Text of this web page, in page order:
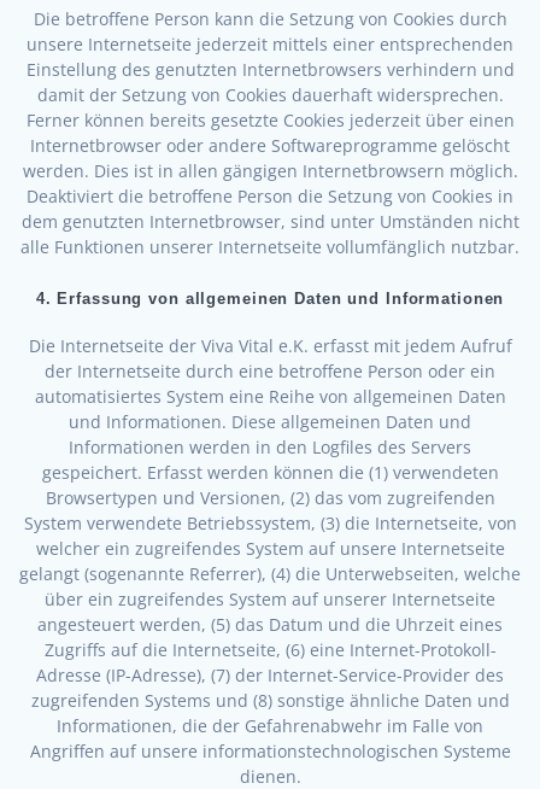
Die betroffene Person kann die Setzung von Cookies durch
unsere Internetseite jederzeit mittels einer entsprechenden
Einstellung des genutzten Internetbrowsers verhindern und
damit der Setzung von Cookies dauerhaft widersprechen.
Ferner können bereits gesetzte Cookies jederzeit über einen
Internetbrowser oder andere Softwareprogramme gelöscht
werden. Dies ist in allen gängigen Internetbrowsern möglich.
Deaktiviert die betroffene Person die Setzung von Cookies in
dem genutzten Internetbrowser, sind unter Umständen nicht
alle Funktionen unserer Internetseite vollumfänglich nutzbar.
4. Erfassung von allgemeinen Daten und Informationen
Die Internetseite der Viva Vital e.K. erfasst mit jedem Aufruf
der Internetseite durch eine betroffene Person oder ein
automatisiertes System eine Reihe von allgemeinen Daten
und Informationen. Diese allgemeinen Daten und
Informationen werden in den Logfiles des Servers
gespeichert. Erfasst werden können die (1) verwendeten
Browsertypen und Versionen, (2) das vom zugreifenden
System verwendete Betriebssystem, (3) die Internetseite, von
welcher ein zugreifendes System auf unsere Internetseite
gelangt (sogenannte Referrer), (4) die Unterwebseiten, welche
über ein zugreifendes System auf unserer Internetseite
angesteuert werden, (5) das Datum und die Uhrzeit eines
Zugriffs auf die Internetseite, (6) eine Internet-Protokoll-
Adresse (IP-Adresse), (7) der Internet-Service-Provider des
zugreifenden Systems und (8) sonstige ähnliche Daten und
Informationen, die der Gefahrenabwehr im Falle von
Angriffen auf unsere informationstechnologischen Systeme
dienen.